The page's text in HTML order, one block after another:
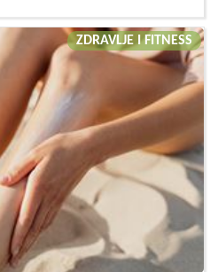
ZDRAVLJE I FITNESS